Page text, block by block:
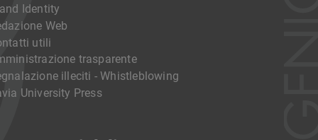
Identity
Web
utili
trasparente
illeciti - Whistleblowing
University Press